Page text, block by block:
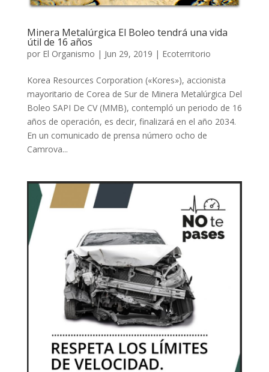
Minera Metalúrgica El Boleo tendrá una vida
útil de 16 años
por El Organismo | Jun 29, 2019 | Ecoterritorio
Korea Resources Corporation («Kores»), accionista
mayoritario de Corea de Sur de Minera Metalúrgica Del
Boleo SAPI De CV (MMB), contempló un periodo de 16
años de operación, es decir, finalizará en el año 2034.
En un comunicado de prensa número ocho de
Camrova...